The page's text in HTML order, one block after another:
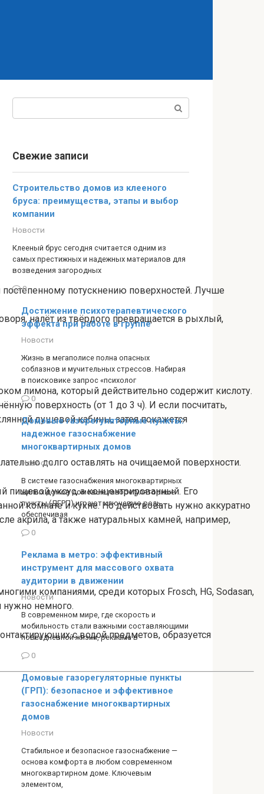
потускнению поверхностей. Лучше
налёт из твёрдого превращается в рыхлый,
лимона, который действительно содержит кислоту.
поверхность (от 1 до 3 ч). И если посчитать,
душевой кабины, затея покажется
долго оставлять на очищаемой поверхности.
пищевой уксус, а концентрированный. Его
комнате и кухне. Но действовать нужно аккуратно
акрила, а также натуральных камней, например,
компаниями, среди которых Frosch, HG, Sodasan,
нужно немного.
с водой предметов, образуется
Свежие записи
Строительство домов из клееного
бруса: преимущества, этапы и выбор
компании
Новости
Клееный брус сегодня считается одним из
самых престижных и надежных материалов для
возведения загородных
0
Достижение психотерапевтического
эффекта при работе в группе
Новости
Жизнь в мегаполисе полна опасных
соблазнов и мучительных стрессов. Набирая
в поисковике запрос «психолог
0
Домовые газорегуляторные пункты:
надежное газоснабжение
многоквартирных домов
Новости
В системе газоснабжения многоквартирных
жилых домов домовые газорегуляторные
пункты (ДГРП) играют ключевую роль,
обеспечивая
0
Реклама в метро: эффективный
инструмент для массового охвата
аудитории в движении
Новости
В современном мире, где скорость и
мобильность стали важными составляющими
повседневной жизни, реклама в
0
Домовые газорегуляторные пункты
(ГРП): безопасное и эффективное
газоснабжение многоквартирных
домов
Новости
Стабильное и безопасное газоснабжение —
основа комфорта в любом современном
многоквартирном доме. Ключевым
элементом,